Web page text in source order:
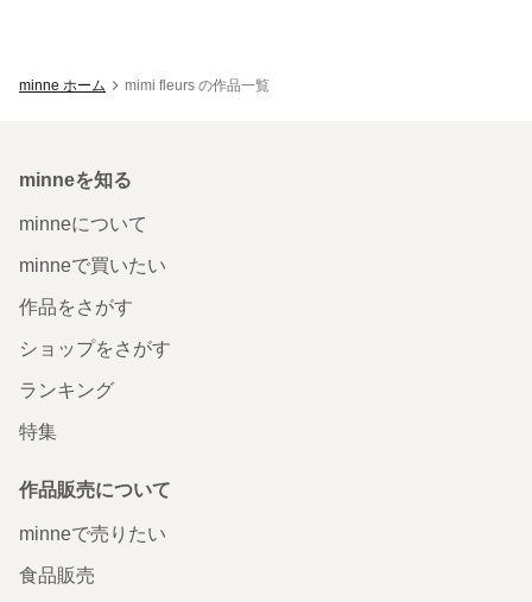
minne ホーム mimi fleurs の作品一覧
minneを知る
minneについて
minneで買いたい
作品をさがす
ショップをさがす
ランキング
特集
作品販売について
minneで売りたい
食品販売